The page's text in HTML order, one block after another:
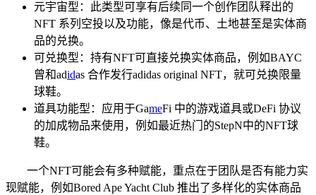
元宇宙型：此类型可享有后续同一个创作团队释出的
NFT 系列空投以及功能，像是代币、土地甚至是实体商
品的兑换。
可兑换型：持有NFT可直接兑换实体商品，例如BAYC
曾和adidas 合作发行adidas original NFT，就可兑换限量
球鞋。
道具功能型：应用于GameFi 中的游戏道具或DeFi 协议
的加成物品来使用，例如最近热门的StepN中的NFT球
鞋。
一个NFT可能会有多种赋能，重点在于团队是否有能力实
现赋能，例如Bored Ape Yacht Club 推出了多样化的实体商品